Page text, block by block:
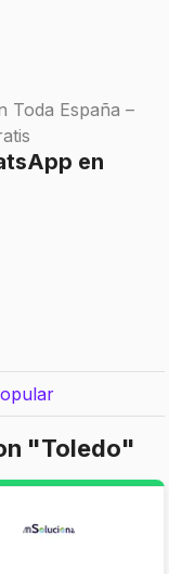
Toda España –
en
"Toledo"